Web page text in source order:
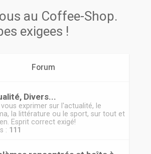
au Coffee-Shop.
exigees !
Forum
Divers...
vous exprimer sur l'actualité, le
la littérature ou le sport, sur tout et
Esprit correct exigé!
: 111